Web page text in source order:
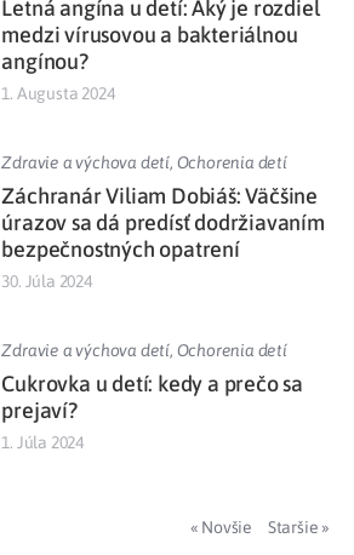
Letná angína u detí: Aký je rozdiel
medzi vírusovou a bakteriálnou
angínou?
1. Augusta 2024
Zdravie a výchova detí, Ochorenia detí
Záchranár Viliam Dobiáš: Väčšine
úrazov sa dá predísť dodržiavaním
bezpečnostných opatrení
30. Júla 2024
Zdravie a výchova detí, Ochorenia detí
Cukrovka u detí: kedy a prečo sa
prejaví?
1. Júla 2024
« Novšie Staršie »